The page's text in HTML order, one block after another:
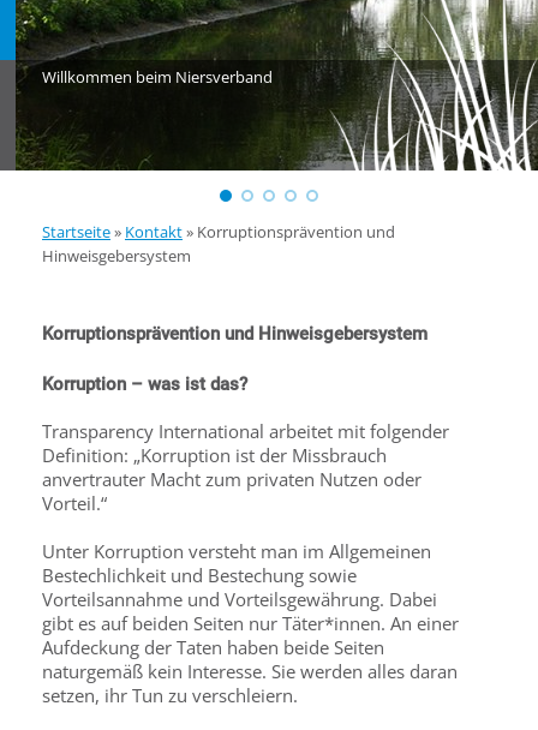
Willkommen beim Niersverband
Startseite» Kontakt» Korruptionsprävention und
Hinweisgebersystem
Korruptionsprävention und Hinweisgebersystem
Korruption – was ist das?
Transparency International arbeitet mit folgender
Definition: „Korruption ist der Missbrauch
anvertrauter Macht zum privaten Nutzen oder
Vorteil.“
Unter Korruption versteht man im Allgemeinen
Bestechlichkeit und Bestechung sowie
Vorteilsannahme und Vorteilsgewährung. Dabei
gibt es auf beiden Seiten nur Täter*innen. An einer
Aufdeckung der Taten haben beide Seiten
naturgemäß kein Interesse. Sie werden alles daran
setzen, ihr Tun zu verschleiern.